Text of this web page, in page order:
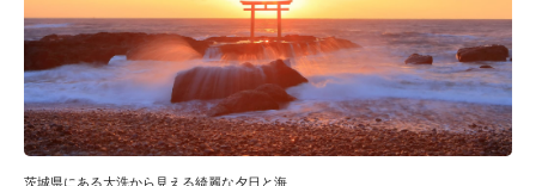
茨城県にある大洗から見える綺麗な夕日と海